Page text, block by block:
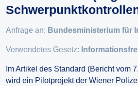
Anfrage an: Bundesministerium für
Verwendetes Gesetz:
Im Artikel des Standard (Bericht vom
wird ein Pilotprojekt der Wiener